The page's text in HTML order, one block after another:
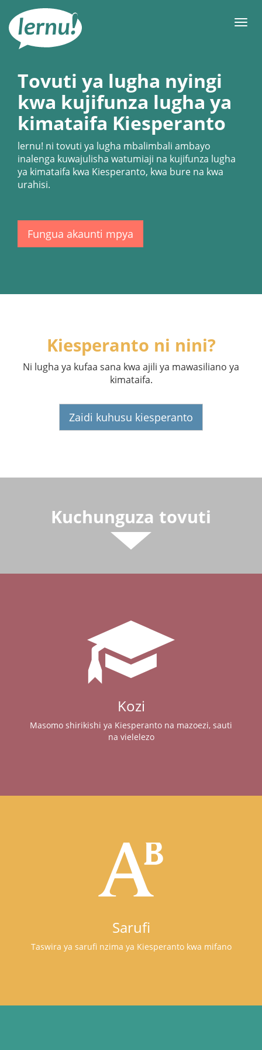
maudhui
Tovuti ya lugha nyingi
kwa kujifunza lugha ya
kimataifa Kiesperanto
lernu! ni tovuti ya lugha mbalimbali ambayo
inalenga kuwajulisha watumiaji na kujifunza lugha
ya kimataifa kwa Kiesperanto, kwa bure na kwa
urahisi.
Fungua akaunti mpya
Kiesperanto ni nini?
Ni lugha ya kufaa sana kwa ajili ya mawasiliano ya
kimataifa.
Zaidi kuhusu kiesperanto
Kuchunguza tovuti
Kozi
Masomo shirikishi ya Kiesperanto na mazoezi, sauti
na vielelezo
Sarufi
Taswira ya sarufi nzima ya Kiesperanto kwa mifano